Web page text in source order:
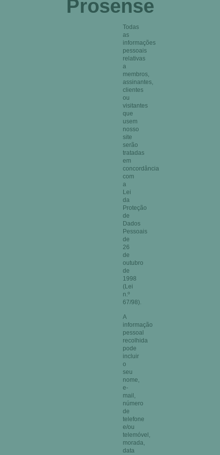
Prosense
Todas
as
informações
pessoais
relativas
a
membros,
assinantes,
clientes
ou
visitantes
que
usem
nosso
site
serão
tratadas
em
concordância
com
a
Lei
da
Proteção
de
Dados
Pessoais
de
26
de
outubro
de
1998
(Lei
n.º
67/98).
A
informação
pessoal
recolhida
pode
incluir
o
seu
nome,
e-
mail,
número
de
telefone
e/ou
telemóvel,
morada,
data